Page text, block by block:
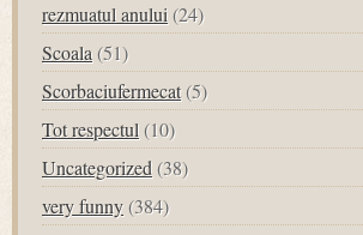
rezmuatul anului (24)
Scoala (51)
Scorbaciufermecat(5)
Tot respectul (10)
Uncategorized (38)
very funny (384)